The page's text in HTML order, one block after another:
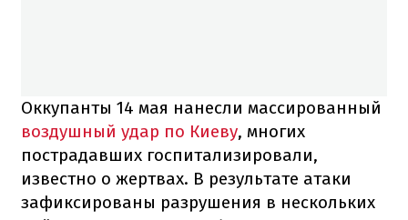
Оккупанты 14 мая нанесли массированный
воздушный удар по Киеву, многих
пострадавших госпитализировали,
известно о жертвах. В результате атаки
зафиксированы разрушения в нескольких